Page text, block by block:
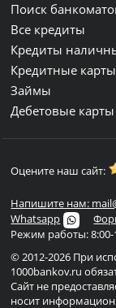
Поиск
Все кредиты
Кредиты
Кредитные карты
Займы
Дебетовые карты
Оцените наш сайт:
Напишите нам:
Whatsapp
Режим работы: 8:00-
© 2012-2026 При
1000bankov.ru
Сайт не
носит